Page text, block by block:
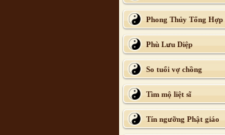
Phong Thủy Tổng Hợp
Phù Lưu Diệp
So tuổi vợ chồng
Tìm mộ liệt sĩ
Tín ngưỡng Phật giáo